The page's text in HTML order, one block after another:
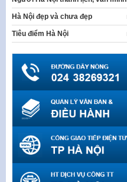
Hà Nội đẹp và chưa đẹp
Tiêu điểm Hà Nội